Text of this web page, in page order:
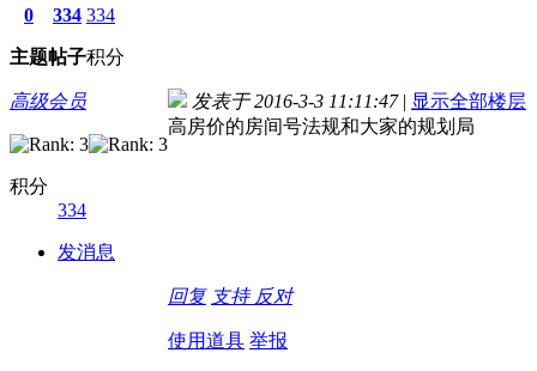
0
主题
334
帖子
334
积分
高级会员
积分
334
发消息
发表于 2016-3-3 11:11:47 | 显示全部楼层
高房价的房间号法规和大家的规划局
回复 支持 反对
使用道具 举报